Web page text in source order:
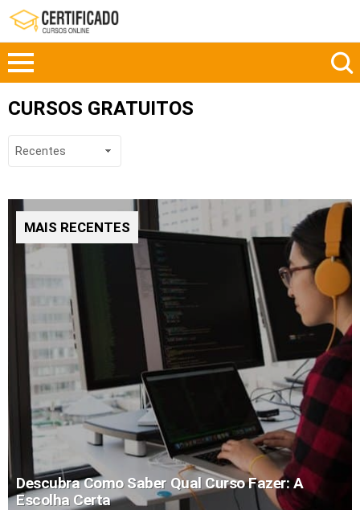
CURSOS GRATUITOS
MAIS RECENTES
Descubra Como Saber Qual Curso Fazer: A
Escolha Certa